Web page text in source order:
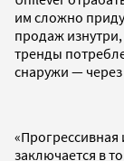
им сложно
продаж
тренды
снаружи — через
заключается в